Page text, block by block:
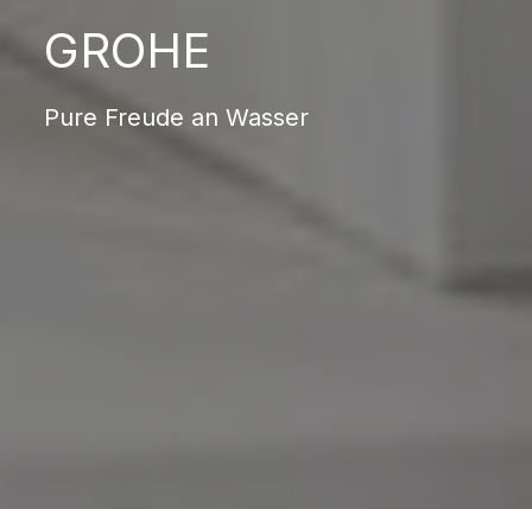
GROHE
Pure Freude an Wasser